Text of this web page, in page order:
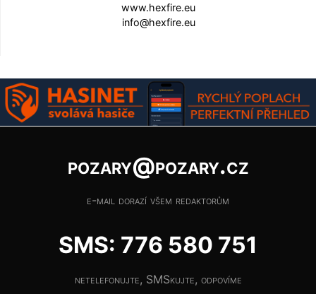
www.hexfire.eu
info@hexfire.eu
pozary@pozary.cz
e-mail dorazí všem redaktorům
SMS: 776 580 751
netelefonujte, SMSkujte, odpovíme